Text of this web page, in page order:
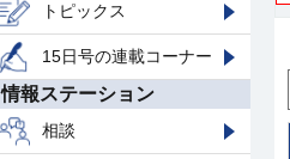
トピックス
15日号の連載コーナー
情報ステーション
相談